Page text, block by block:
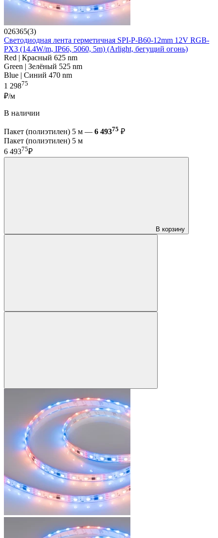
026365(3)
Светодиодная лента герметичная SPI-P-B60-12mm 12V RGB-
PX3 (14.4W/m, IP66, 5060, 5m) (Arlight, бегущий огонь)
Red | Красный 625 nm
Green | Зелёный 525 nm
Blue | Синий 470 nm
1 29875
₽/м
В наличии
Пакет (полиэтилен) 5 м — 6 49375 ₽
Пакет (полиэтилен) 5 м
6 49375₽
В корзину